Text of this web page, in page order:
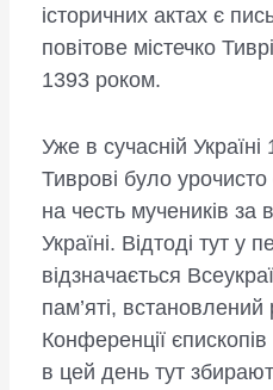
історичних актах є
повітове містечко
1393 роком.
Уже в сучасній
Тиврові було
на честь мучеників за
Україні. Відтоді тут у
відзначається
пам’яті,
Конференції
в цей день тут